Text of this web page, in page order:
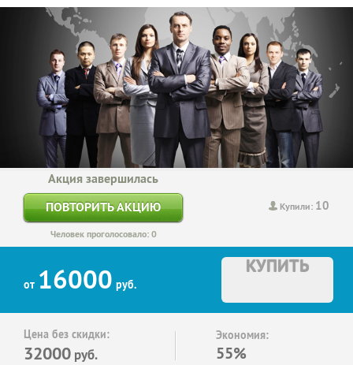
Купили: 10
Акция завершилась
ПОВТОРИТЬ АКЦИЮ
Человек проголосовало: 0
от 16000 руб.
КУПИТЬ
Цена без скидки:
32000 руб.
Экономия:
55%